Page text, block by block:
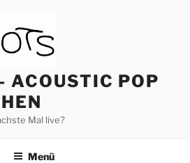
ACOUSTIC POP
Mal live?
Menü